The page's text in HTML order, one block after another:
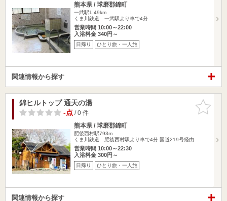
熊本県 / 球磨郡錦町
一武駅1.49km
くま川鉄道 一武駅より車で4分
営業時間 10:00～22:00
入浴料金 340円～
日帰り ひとり旅・一人旅
関連情報から探す
お気に入
りに追加
錦ヒルトップ 通天の湯
-点/ 0 件
熊本県 / 球磨郡錦町
肥後西村駅793m
くま川鉄道 肥後西村駅より車で4分 国道219号経由
営業時間 10:00～22:30
入浴料金 300円～
日帰り ひとり旅・一人旅
関連情報から探す